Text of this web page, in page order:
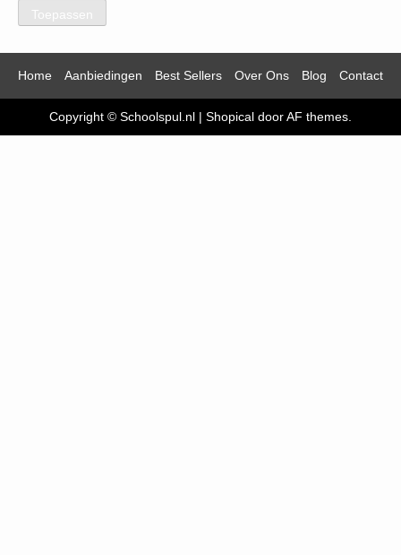
Toepassen
Home Aanbiedingen Best Sellers Over Ons Blog Contact
Copyright © Schoolspul.nl | Shopical door AF themes.